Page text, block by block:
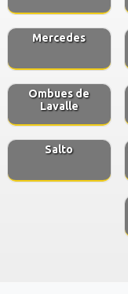
Mercedes
Ombues de
Lavalle
Salto